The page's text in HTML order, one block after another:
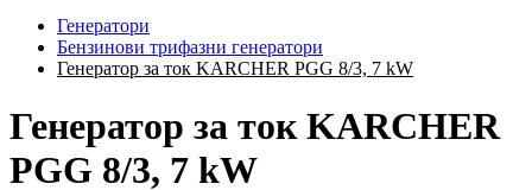
Генератори
Бензинови трифазни генератори
Генератор за ток KARCHER PGG 8/3, 7 kW
Генератор за ток KARCHER
PGG 8/3, 7 kW